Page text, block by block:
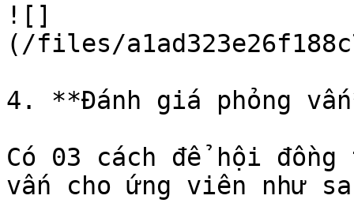
![]
(/files/
4. **Đánh giá phỏng
Có 03 cách để hội
vấn cho ứng viên như